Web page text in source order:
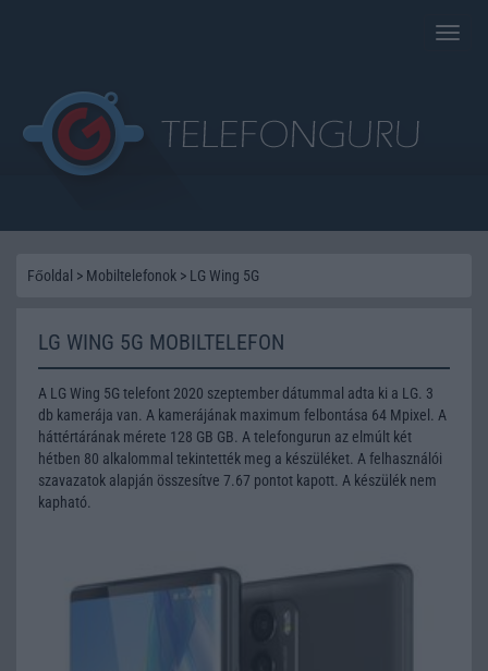
Toggle
Főoldal > Mobiltelefonok > LG Wing 5G
LG WING 5G MOBILTELEFON
A LG Wing 5G telefont 2020 szeptember dátummal adta ki a LG. 3
db kamerája van. A kamerájának maximum felbontása 64 Mpixel. A
háttértárának mérete 128 GB GB. A telefongurun az elmúlt két
hétben 80 alkalommal tekintették meg a készüléket. A felhasználói
szavazatok alapján összesítve 7.67 pontot kapott. A készülék nem
kapható.